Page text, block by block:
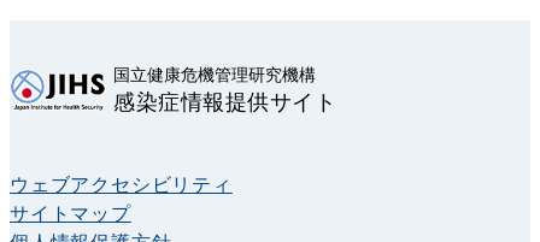
国立健康危機管理研究機構
感染症情報提供サイト
ウェブアクセシビリティ
サイトマップ